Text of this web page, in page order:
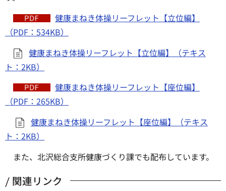
健康まねき体操リーフレット【立位編】
（PDF：534KB）
健康まねき体操リーフレット【立位編】（テキス
ト：2KB）
健康まねき体操リーフレット【座位編】
（PDF：265KB）
健康まねき体操リーフレット【座位編】（テキス
ト：2KB）
また、北沢総合支所健康づくり課でも配布しています。
関連リンク